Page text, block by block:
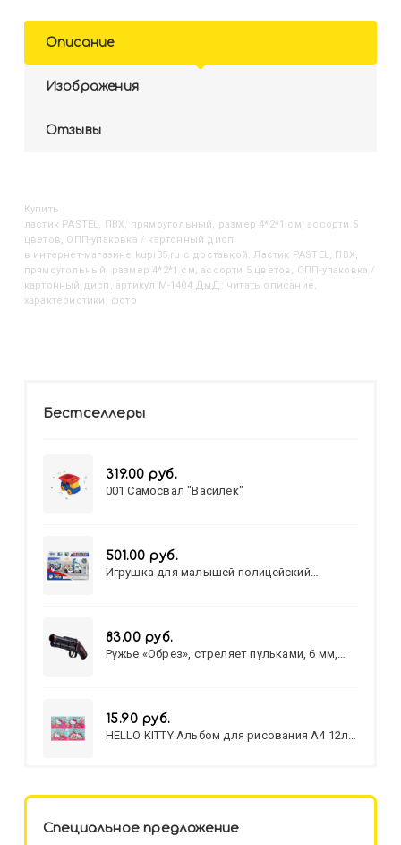
Описание
Изображения
Отзывы
Купить
Ластик PASTEL, ПВХ, прямоугольный, размер 4*2*1 см, ассорти 5
цветов, ОПП-упаковка / картонный дисп
в интернет-магазине kupi35.ru с доставкой. Ластик PASTEL, ПВХ,
прямоугольный, размер 4*2*1 см, ассорти 5 цветов, ОПП-упаковка /
картонный дисп, артикул M-1404 ДмД: читать описание,
характеристики, фото
Бестселлеры
319.00 руб.
001 Самосвал "Василек"
501.00 руб.
Игрушка для малышей полицейский
83.00 руб.
Ружье «Обрез», стреляет пульками, 6 мм,
15.90 руб.
HELLO KITTY Альбом для рисования А4 12л.
Специальное предложение